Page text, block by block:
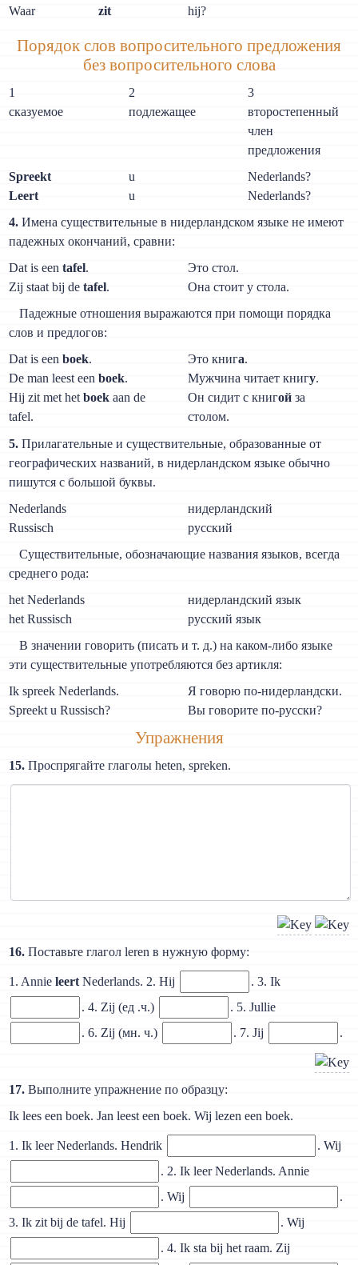
Waar
zit
hij?
Порядок слов вопросительного предложения
без вопросительного слова
1
сказуемое
2
подлежащее
3
второстепенный
член
предложения
Spreekt
Leert
u
u
Nederlands?
Nederlands?
4. Имена существительные в нидерландском языке не имеют
падежных окончаний, сравни:
Dat is eentafel.
Zij staat bij detafel.
Это стол.
Она стоит у стола.
Падежные отношения выражаются при помощи порядка
слов и предлогов:
Dat is eenboek. Это книга.
De man leest eenboek. Мужчина читает книгу.
Hij zit met hetboek aan de
tafel.
Он сидит с книгой за
столом.
5. Прилагательные и существительные, образованные от
географических названий, в нидерландском языке обычно
пишутся с большой буквы.
Nederlands
Russisch
нидерландский
русский
Существительные, обозначающие названия языков, всегда
среднего рода:
het Nederlands
het Russisch
нидерландский язык
русский язык
В значении говорить (писать и т. д.) на каком-либо языке
эти существительные употребляются без артикля:
Ik spreek Nederlands.
Я говорю по-нидерландски.
Spreekt u Russisch?
Вы говорите по-русски?
Упражнения
15. Проспрягайте глаголы heten, spreken.
16. Поставьте глагол leren в нужную форму:
1. Annieleert Nederlands. 2. Hij
. 3. Ik
. 4. Zij (ед .ч.)
. 5. Jullie
. 6. Zij (мн. ч.)
. 7. Jij .
17. Выполните упражнение по образцу:
Ik lees een boek. Jan leest een boek. Wij lezen een boek.
1. Ik leer Nederlands. Hendrik
. Wij
. 2. Ik leer Nederlands. Annie
. Wij
.
3. Ik zit bij de tafel. Hij
. Wij
. 4. Ik sta bij het raam. Zij